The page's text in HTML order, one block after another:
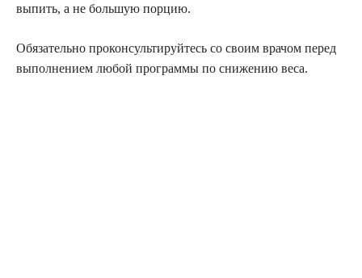
выпить, а не большую порцию.
Обязательно проконсультируйтесь со своим врачом перед
выполнением любой программы по снижению веса.